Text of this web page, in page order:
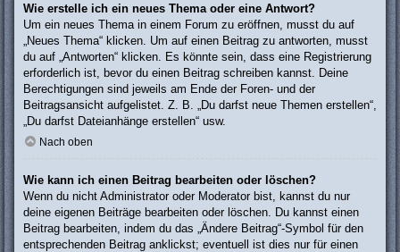
Wie erstelle ich ein neues Thema oder eine Antwort?
Um ein neues Thema in einem Forum zu eröffnen, musst du auf
„Neues Thema“ klicken. Um auf einen Beitrag zu antworten, musst
du auf „Antworten“ klicken. Es könnte sein, dass eine Registrierung
erforderlich ist, bevor du einen Beitrag schreiben kannst. Deine
Berechtigungen sind jeweils am Ende der Foren- und der
Beitragsansicht aufgelistet. Z. B. „Du darfst neue Themen erstellen“,
„Du darfst Dateianhänge erstellen“ usw.
Nach oben
Wie kann ich einen Beitrag bearbeiten oder löschen?
Wenn du nicht Administrator oder Moderator bist, kannst du nur
deine eigenen Beiträge bearbeiten oder löschen. Du kannst einen
Beitrag bearbeiten, indem du das „Ändere Beitrag“-Symbol für den
entsprechenden Beitrag anklickst; eventuell ist dies nur für einen